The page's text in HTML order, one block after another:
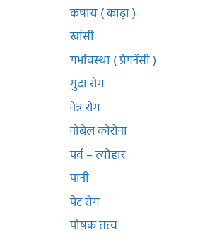
कषाय ( काढ़ा )
खांसी
गर्भावस्था ( प्रेगनेंसी )
गुदा रोग
नेत्र रोग
नोबेल कोरोना
पर्व – त्यौहार
पानी
पेट रोग
पोषक तत्व